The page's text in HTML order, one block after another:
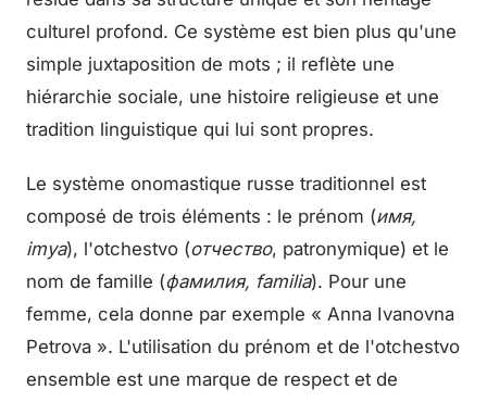
culturel profond. Ce système est bien plus qu'une
simple juxtaposition de mots ; il reflète une
hiérarchie sociale, une histoire religieuse et une
tradition linguistique qui lui sont propres.
Le système onomastique russe traditionnel est
composé de trois éléments : le prénom (имя,
imya), l'otchestvo (отчество, patronymique) et le
nom de famille (фамилия, familia). Pour une
femme, cela donne par exemple « Anna Ivanovna
Petrova ». L'utilisation du prénom et de l'otchestvo
ensemble est une marque de respect et de